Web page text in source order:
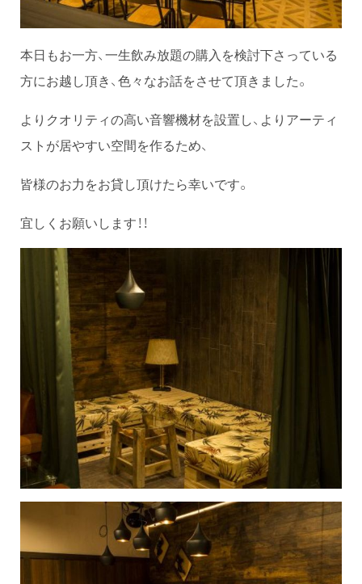
本日もお一方、一生飲み放題の購入を検討下さっている
方にお越し頂き、色々なお話をさせて頂きました。
よりクオリティの高い音響機材を設置し、よりアーティ
ストが居やすい空間を作るため、
皆様のお力をお貸し頂けたら幸いです。
宜しくお願いします！！